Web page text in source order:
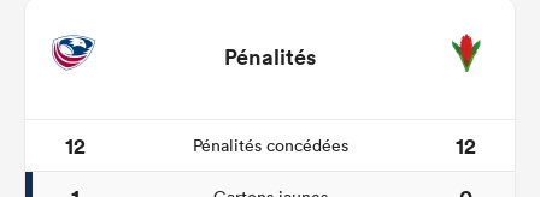
Pénalités
12 Pénalités concédées
12